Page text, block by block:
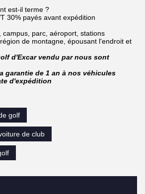
est-il terme ?
30% payés avant expédition
campus, parc, aéroport, stations
de montagne, épousant l'endroit et
d'Excar vendu par nous sont
garantie de 1 an à nos véhicules
d'expédition
golf
de club